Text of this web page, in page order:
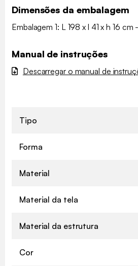
Dimensões da embalagem
Embalagem 1: L 198 x l 41 x h 16
Manual de instruções
Descarregar o manual de
Tipo
Forma
Material
Material da tela
Material da estrutura
Cor